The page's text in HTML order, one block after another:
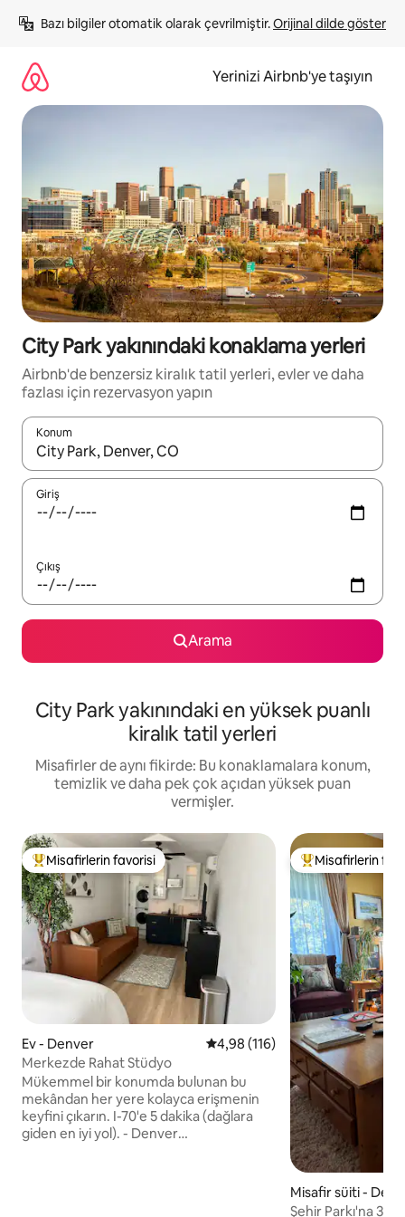
atla
Bazı bilgiler otomatik olarak çevrilmiştir. Orijinal dilde göster
Yerinizi Airbnb'ye taşıyın
City Park yakınındaki konaklama yerleri
Airbnb'de benzersiz kiralık tatil yerleri, evler ve daha
fazlası için rezervasyon yapın
Konum
Sonuçlar kullanılabilir olduğunda yukarı ve aşağı oklarıyla
Giriş
Çıkış
Arama
City Park yakınındaki en yüksek puanlı
kiralık tatil yerleri
Misafirler de aynı fikirde: Bu konaklamalara konum,
temizlik ve daha pek çok açıdan yüksek puan
vermişler.
Misafirlerin favorilerinden en beğenilenler arasında
Misafirlerin favorisi
Ev - Denver 5 üzerinden ortalama 4,98
4,98 (116)
Merkezde Rahat Stüdyo
Mükemmel bir konumda bulunan bu
mekândan her yere kolayca erişmenin
keyfini çıkarın. I-70'e 5 dakika (dağlara
giden en iyi yol). - Denver
Misafirlerin
Misafirlerin
Misafir süiti -
Şehir Parkı'na 3